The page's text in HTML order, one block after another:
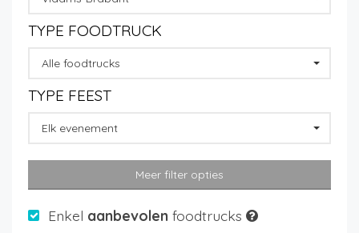
TYPE FOODTRUCK
Alle foodtrucks
TYPE FEEST
Elk evenement
Meer filter opties
Enkel aanbevolen foodtrucks